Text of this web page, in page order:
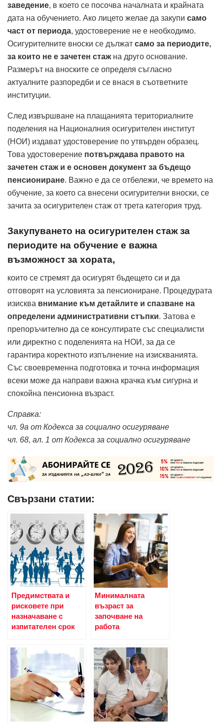
заведение, в което се посочва началната и крайната
дата на обучението. Ако лицето желае да закупи само
част от периода, удостоверение не е необходимо.
Осигурителните вноски се дължат само за периодите,
за които не е зачетен стажна друго основание.
Размерът на вноските се определя съгласно
актуалните разпоредби и се внася в съответните
институции.
След извършване на плащанията териториалните
поделения на Националния осигурителен институт
(НОИ) издават удостоверение по утвърден образец.
Това удостоверение потвърждава правото на
зачетен стаж и е основен документ за бъдещо
пенсиониране. Важно е да се отбележи, че времето на
обучение, за което са внесени осигурителни вноски, се
зачита за осигурителен стаж от трета категория труд.
Закупуването на осигурителен стаж за
периодите на обучение е важна
възможност за хората,
които се стремят да осигурят бъдещето си и да
отговорят на условията за пенсиониране. Процедурата
изисква внимание към детайлите и спазване на
определени административни стъпки. Затова е
препоръчително да се консултирате със специалисти
или директно с поделенията на НОИ, за да се
гарантира коректното изпълнение на изискванията.
Със своевременна подготовка и точна информация
всеки може да направи важна крачка към сигурна и
спокойна пенсионна възраст.
Справка:
чл. 9а от Кодекса за социално осигуряване
чл. 68, ал. 1 от Кодекса за социално осигуряване
Свързани статии:
Предимствата и
рисковете при
назначаване с
изпитателен срок
Минималната
възраст за
започване на
работа